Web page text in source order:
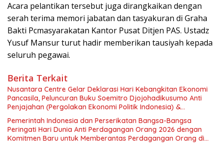
Acara pelantikan tersebut juga dirangkaikan dengan
serah terima memori jabatan dan tasyakuran di Graha
Bakti Pcmasyarakatan Kantor Pusat Ditjen PAS. Ustadz
Yusuf Mansur turut hadir memberikan tausiyah kepada
seluruh pegawai.
Berita Terkait
Nusantara Centre Gelar Deklarasi Hari Kebangkitan Ekonomi
Pancasila, Peluncuran Buku Soemitro Djojohadikusumo Anti
Penjajahan (Pergolakan Ekonomi Politik Indonesia) &
Simposium Nasional “Urgensi Undang-Undang Perekonomian
Nasional dan Kesejahteraan Sosial dalam Menata Bangsa
Menuju Indonesia Emas 2045”,
Pemerintah Indonesia dan Perserikatan Bangsa-Bangsa
Peringati Hari Dunia Anti Perdagangan Orang 2026 dengan
Komitmen Baru untuk Memberantas Perdagangan Orang di